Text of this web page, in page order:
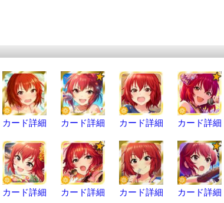
カード詳細 カード詳細 カード詳細 カード詳細
カード詳細 カード詳細 カード詳細 カード詳細